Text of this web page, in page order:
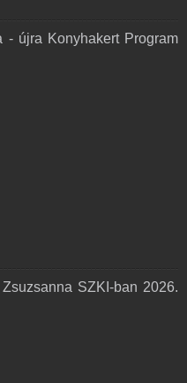
- újra Konyhakert Program
SZKI-ban 2026.